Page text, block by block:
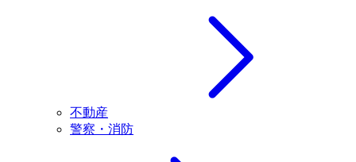
不動産
警察・消防